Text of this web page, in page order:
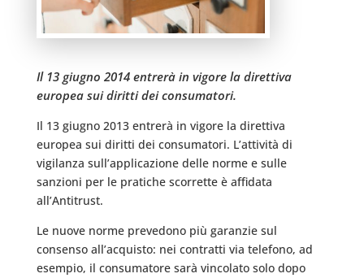
Il 13 giugno 2014 entrerà in vigore la direttiva
europea sui diritti dei consumatori.
Il 13 giugno 2013 entrerà in vigore la direttiva
europea sui diritti dei consumatori. L’attività di
vigilanza sull’applicazione delle norme e sulle
sanzioni per le pratiche scorrette è affidata
all’Antitrust.
Le nuove norme prevedono più garanzie sul
consenso all’acquisto: nei contratti via telefono, ad
esempio, il consumatore sarà vincolato solo dopo